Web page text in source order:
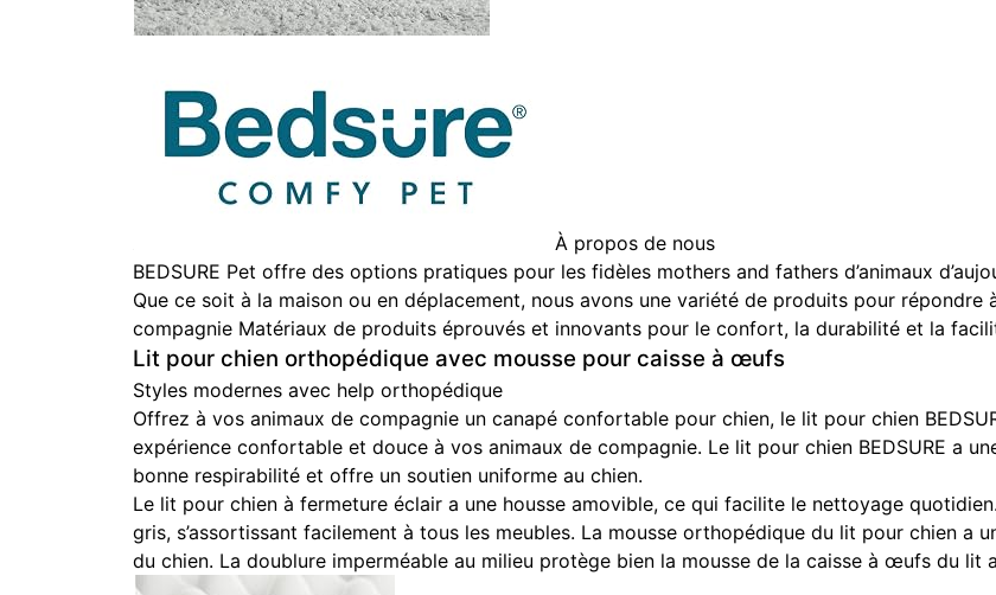
À propos de nous
BEDSURE Pet offre des options pratiques pour les fidèles mothers and fathers d’animaux
Que ce soit à la maison ou en déplacement, nous avons une variété de produits pour
compagnie Matériaux de produits éprouvés et innovants pour le confort, la durabilité et la
Lit pour chien orthopédique avec mousse pour caisse à œufs
Styles modernes avec help orthopédique
Offrez à vos animaux de compagnie un canapé confortable pour chien, le lit pour chien
expérience confortable et douce à vos animaux de compagnie. Le lit pour chien BEDSURE a
bonne respirabilité et offre un soutien uniforme au chien.
Le lit pour chien à fermeture éclair a une housse amovible, ce qui facilite le nettoyage
gris, s’assortissant facilement à tous les meubles. La mousse orthopédique du lit pour chien a
du chien. La doublure imperméable au milieu protège bien la mousse de la caisse à œufs du lit